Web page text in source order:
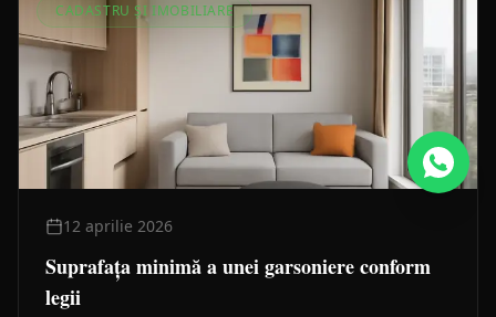
CADASTRU ȘI IMOBILIARE
12 aprilie 2026
Suprafața minimă a unei garsoniere conform
legii